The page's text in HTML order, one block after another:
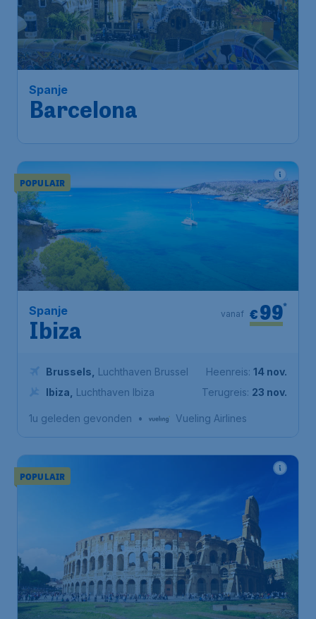
Spanje
Barcelona
€59*
vanaf
Barcelona
Tarradellas Barcelona-El Prat
POPULAIR
Spanje
Ibiza
€99*
vanaf
Brussels
Luchthaven Brussel
Ibiza
Luchthaven Ibiza
Heenreis: 14 nov.
Terugreis: 23 nov.
1u geleden gevonden • Vueling Airlines
POPULAIR
Italië €110*
vanaf